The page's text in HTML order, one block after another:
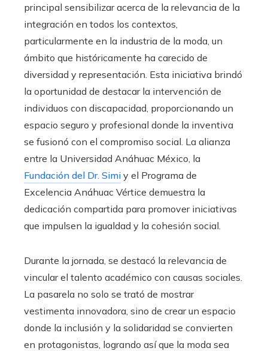
principal sensibilizar acerca de la relevancia de la
integración en todos los contextos,
particularmente en la industria de la moda, un
ámbito que históricamente ha carecido de
diversidad y representación. Esta iniciativa brindó
la oportunidad de destacar la intervención de
individuos con discapacidad, proporcionando un
espacio seguro y profesional donde la inventiva
se fusionó con el compromiso social. La alianza
entre la Universidad Anáhuac México, la
Fundación del Dr. Simi y el Programa de
Excelencia Anáhuac Vértice demuestra la
dedicación compartida para promover iniciativas
que impulsen la igualdad y la cohesión social.
Durante la jornada, se destacó la relevancia de
vincular el talento académico con causas sociales.
La pasarela no solo se trató de mostrar
vestimenta innovadora, sino de crear un espacio
donde la inclusión y la solidaridad se convierten
en protagonistas, logrando así que la moda sea